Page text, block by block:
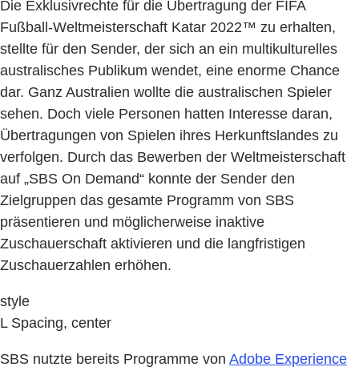
Die Exklusivrechte für die Übertragung der FIFA
Fußball-Weltmeisterschaft Katar 2022™ zu erhalten,
stellte für den Sender, der sich an ein multikulturelles
australisches Publikum wendet, eine enorme Chance
dar. Ganz Australien wollte die australischen Spieler
sehen. Doch viele Personen hatten Interesse daran,
Übertragungen von Spielen ihres Herkunftslandes zu
verfolgen. Durch das Bewerben der Weltmeisterschaft
auf „SBS On Demand“ konnte der Sender den
Zielgruppen das gesamte Programm von SBS
präsentieren und möglicherweise inaktive
Zuschauerschaft aktivieren und die langfristigen
Zuschauerzahlen erhöhen.
style
L Spacing, center
SBS nutzte bereits Programme von Adobe Experience